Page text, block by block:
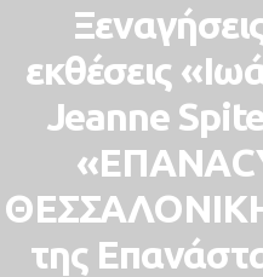
εκθέσεις
Jeanne
της